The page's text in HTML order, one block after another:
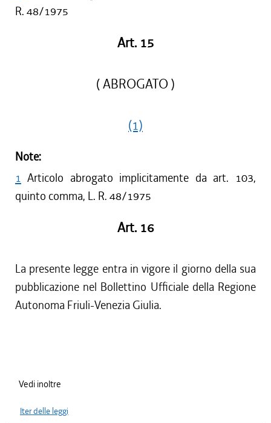
R. 48/1975
Art. 15
( ABROGATO )
(1)
Note:
1 Articolo abrogato implicitamente da art. 103,
quinto comma, L. R. 48/1975
Art. 16
La presente legge entra in vigore il giorno della sua
pubblicazione nel Bollettino Ufficiale della Regione
Autonoma Friuli-Venezia Giulia.
Vedi inoltre
Iter delle leggi